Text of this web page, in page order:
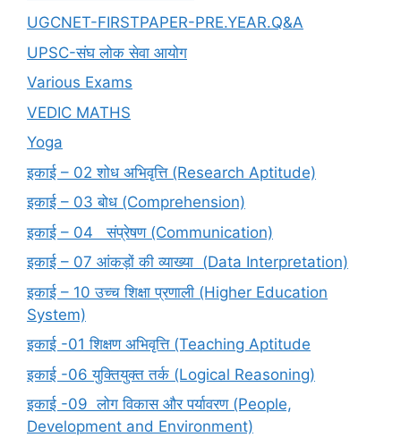
UGCNET-FIRSTPAPER-PRE.YEAR.Q&A
UPSC-संघ लोक सेवा आयोग
Various Exams
VEDIC MATHS
Yoga
इकाई – 02 शोध अभिवृत्ति (Research Aptitude)
इकाई – 03 बोध (Comprehension)
इकाई – 04 संप्रेषण (Communication)
इकाई – 07 आंकड़ों की व्याख्या (Data Interpretation)
इकाई – 10 उच्च शिक्षा प्रणाली (Higher Education
System)
इकाई -01 शिक्षण अभिवृत्ति (Teaching Aptitude
इकाई -06 युक्तियुक्त तर्क (Logical Reasoning)
इकाई -09 लोग विकास और पर्यावरण (People,
Development and Environment)